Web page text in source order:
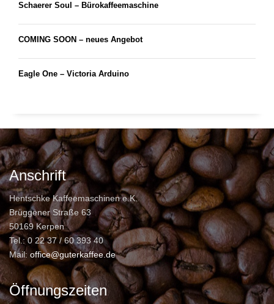
Schaerer Soul – Bürokaffeemaschine
COMING SOON – neues Angebot
Eagle One – Victoria Arduino
Anschrift
Hentschke Kaffeemaschinen e.K.
Brüggener Straße 63
50169 Kerpen
Tel.: 0 22 37 / 60 393 40
Mail: office@guterkaffee.de
Öffnungszeiten